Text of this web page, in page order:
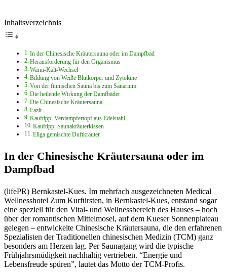
Inhaltsverzeichnis
In der Chinesische Kräutersauna oder im Dampfbad
Herausforderung für den Organismus
Warm-Kalt-Wechsel
Bildung von Weiße Blutkörper und Zytokine
Von der finnischen Sauna bis zum Sanarium
Die heilende Wirkung der Damfbäder
Die Chinesische Kräutersauna
Fazit
Kauftipp: Verdampfertopf aus Edelstahl
Kauftipp: Saunakräuterkissen
Eliga gemischte Duftkräuter
In der Chinesische Kräutersauna oder im
Dampfbad
(lifePR) Bernkastel-Kues. Im mehrfach ausgezeichneten Medical
Wellnesshotel Zum Kurfürsten, in Bernkastel-Kues, entstand sogar
eine speziell für den Vital- und Wellnessbereich des Hauses – hoch
über der romantischen Mittelmosel, auf dem Kueser Sonnenplateau
gelegen – entwickelte Chinesische Kräutersauna, die den erfahrenen
Spezialisten der Traditionellen chinesischen Medizin (TCM) ganz
besonders am Herzen lag. Per Saunagang wird die typische
Frühjahrsmüdigkeit nachhaltig vertrieben. “Energie und
Lebensfreude spüren”, lautet das Motto der TCM-Profis.